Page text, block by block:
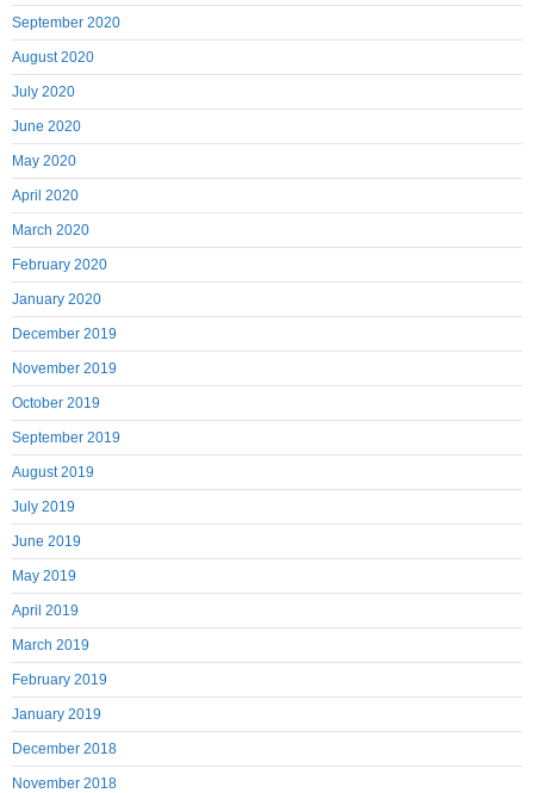
September 2020
August 2020
July 2020
June 2020
May 2020
April 2020
March 2020
February 2020
January 2020
December 2019
November 2019
October 2019
September 2019
August 2019
July 2019
June 2019
May 2019
April 2019
March 2019
February 2019
January 2019
December 2018
November 2018